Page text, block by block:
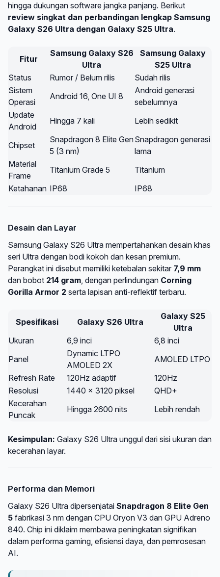
hingga dukungan software jangka panjang. Berikut
review singkat dan perbandingan lengkap Samsung
Galaxy S26 Ultra dengan Galaxy S25 Ultra.
Fitur
Samsung Galaxy S26
Ultra
Samsung Galaxy
S25 Ultra
Status
Rumor / Belum rilis
Sudah rilis
Sistem
Operasi
Android 16, One UI 8
Android generasi
sebelumnya
Update
Android
Hingga 7 kali Lebih sedikit
Chipset
Snapdragon 8 Elite Gen
5 (3 nm)
Snapdragon generasi
lama
Material
Frame
Titanium Grade 5
Titanium
Ketahanan IP68 IP68
Desain dan Layar
Samsung Galaxy S26 Ultra mempertahankan desain khas
seri Ultra dengan bodi kokoh dan kesan premium.
Perangkat ini disebut memiliki ketebalan sekitar 7,9 mm
dan bobot 214 gram, dengan perlindungan Corning
Gorilla Armor 2 serta lapisan anti-reflektif terbaru.
Spesifikasi Galaxy S26 Ultra
Galaxy S25
Ultra
Ukuran
6,9 inci
6,8 inci
Panel
Dynamic LTPO
AMOLED 2X
AMOLED LTPO
Refresh Rate
120Hz adaptif
120Hz
Resolusi
1440 x 3120 piksel
QHD+
Kecerahan
Puncak
Hingga 2600 nits Lebih rendah
Kesimpulan: Galaxy S26 Ultra unggul dari sisi ukuran dan
kecerahan layar.
Performa dan Memori
Galaxy S26 Ultra dipersenjatai Snapdragon 8 Elite Gen
5 fabrikasi 3 nm dengan CPU Oryon V3 dan GPU Adreno
840. Chip ini diklaim membawa peningkatan signifikan
dalam performa gaming, efisiensi daya, dan pemrosesan
AI.